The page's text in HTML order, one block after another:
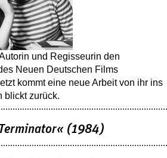
und Regisseurin den
Neuen Deutschen Films
kommt eine neue Arbeit von ihr ins
blickt zurück.
(1984)